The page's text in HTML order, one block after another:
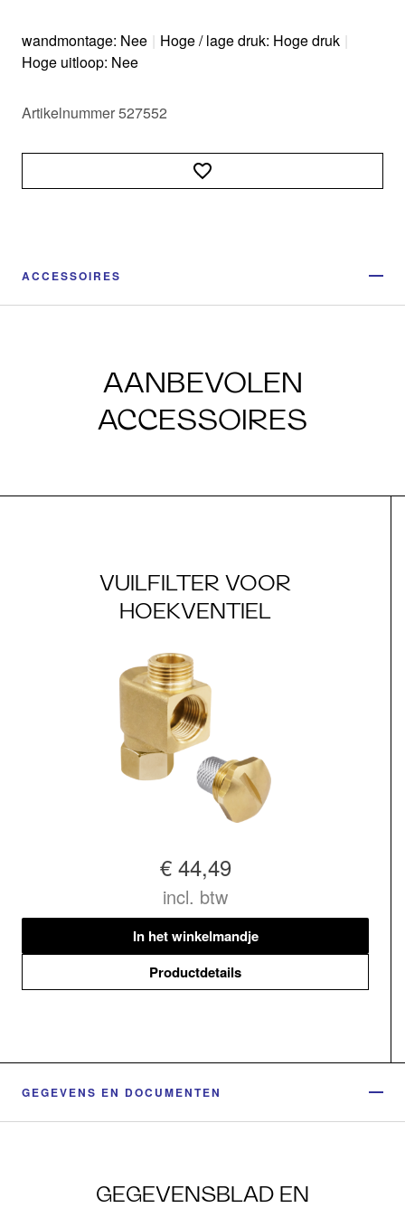
wandmontage: Nee | Hoge / lage druk: Hoge druk |
Hoge uitloop: Nee
Artikelnummer 527552
ACCESSOIRES
AANBEVOLEN
ACCESSOIRES
VUILFILTER VOOR
HOEKVENTIEL
€ 44,49
incl. btw
In het winkelmandje
Productdetails
GEGEVENS EN DOCUMENTEN
GEGEVENSBLAD EN